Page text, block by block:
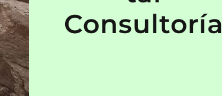
Consultoría